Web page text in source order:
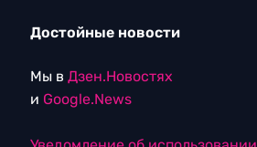
Достойные новости
Мы в Дзен.Новостях
и Google.News